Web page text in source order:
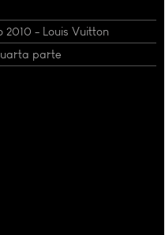
2010 - Louis Vuitton
parte